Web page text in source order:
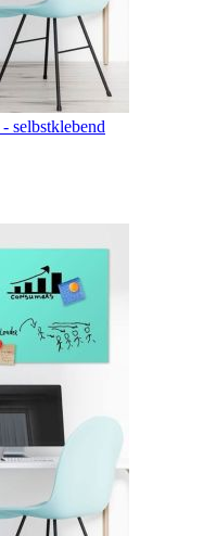
selbstklebend